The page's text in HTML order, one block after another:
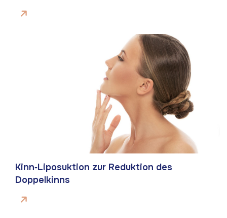
Kinn‑Liposuktion zur Reduktion des
Doppelkinns